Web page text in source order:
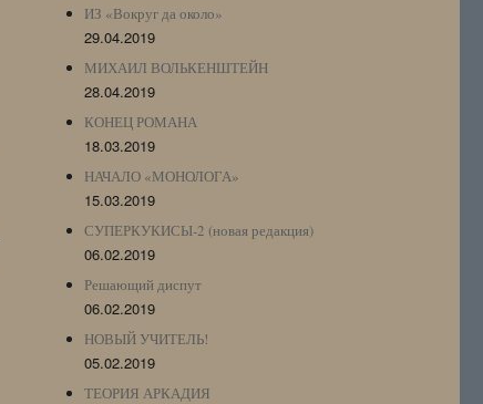
ИЗ «Вокруг да около»
29.04.2019
МИХАИЛ ВОЛЬКЕНШТЕЙН
28.04.2019
КОНЕЦ РОМАНА
18.03.2019
НАЧАЛО «МОНОЛОГА»
15.03.2019
СУПЕРКУКИСЫ-2 (новая редакция)
06.02.2019
Решающий диспут
06.02.2019
НОВЫЙ УЧИТЕЛЬ!
05.02.2019
ТЕОРИЯ АРКАДИЯ